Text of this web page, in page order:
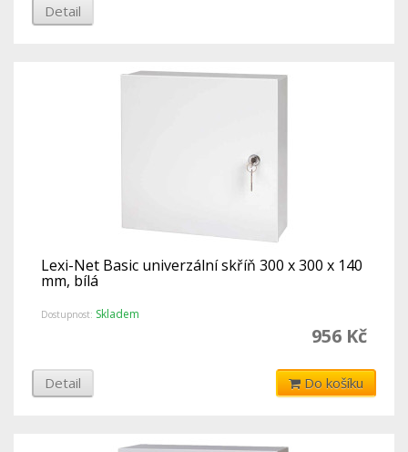
Detail
Lexi-Net Basic univerzální skříň 300 x 300 x 140
mm, bílá
Dostupnost: Skladem
956 Kč
Detail Do košíku